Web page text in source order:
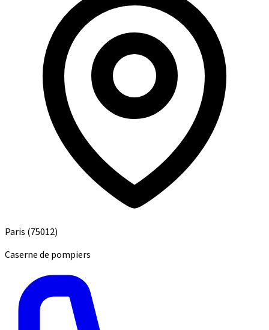
Paris (75012)
Caserne de pompiers